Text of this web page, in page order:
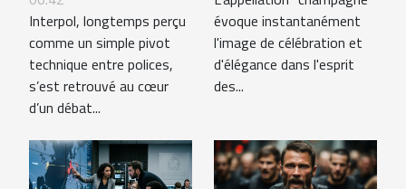
dans la traque
internationale
?
Interpol, longtemps perçu
comme un simple pivot
technique entre polices,
s’est retrouvé au cœur
d’un débat...
des
appellations de
champagne et
leur protection
évoque instantanément
l'image de célébration et
d'élégance dans l'esprit
des...